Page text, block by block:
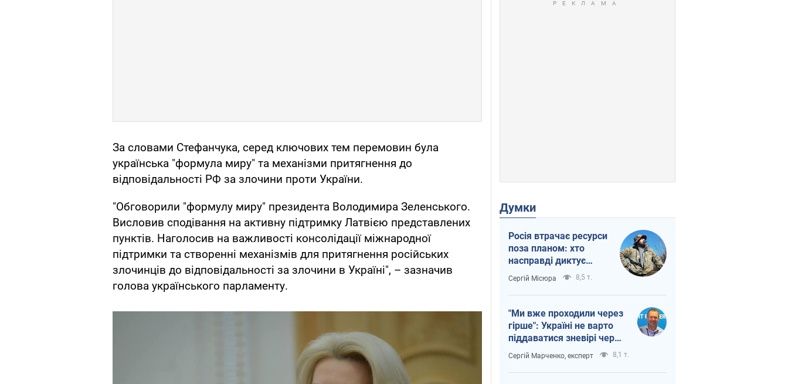
За словами Стефанчука, серед ключових тем перемовин була
українська "формула миру" та механізми притягнення до
відповідальності РФ за злочини проти України.
"Обговорили "формулу миру" президента Володимира Зеленського.
Висловив сподівання на активну підтримку Латвією представлених
пунктів. Наголосив на важливості консолідації міжнародної
підтримки та створенні механізмів для притягнення російських
злочинців до відповідальності за злочини в Україні", – зазначив
голова українського парламенту.
Думки
Росія втрачає ресурси
поза планом: хто
насправді диктує
темп війни
Сергій Місюра 8,5 т.
"Ми вже проходили через
гірше": Україні не варто
піддаватися зневірі через
ракетний терор
Сергій Марченко, експерт 8,1 т.